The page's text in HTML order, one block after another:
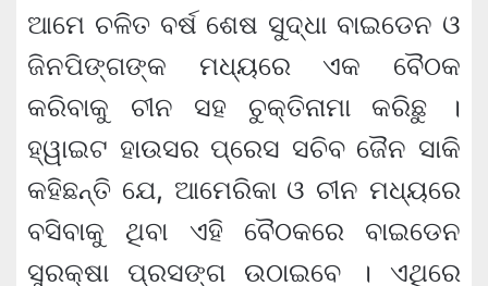
ଆମେ ଚଳିତ ବର୍ଷ ଶେଷ ସୁଦ୍ଧା ବାଇଡେନ ଓ
ଜିନପିଙ୍ଗଙ୍କ ମଧ୍ୟରେ ଏକ ବୈଠକ
କରିବାକୁ ଚୀନ ସହ ଚୁକ୍ତିନାମା କରିଛୁ ।
ହ୍ୱାଇଟ ହାଉସର ପ୍ରେସ ସଚିବ ଜୈନ ସାକି
କହିଛନ୍ତି ଯେ, ଆମେରିକା ଓ ଚୀନ ମଧ୍ୟରେ
ବସିବାକୁ ଥିବା ଏହି ବୈଠକରେ ବାଇଡେନ
ସୁରକ୍ଷା ପ୍ରସଙ୍ଗ ଉଠାଇବେ । ଏଥିରେ